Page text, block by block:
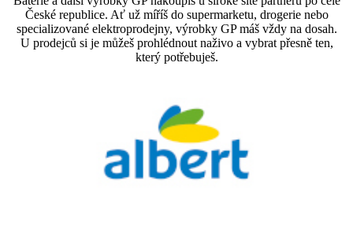
České republice. Ať už míříš do supermarketu, drogerie nebo
specializované elektroprodejny, výrobky GP máš vždy na dosah.
U prodejců si je můžeš prohlédnout naživo a vybrat přesně ten,
který potřebuješ.